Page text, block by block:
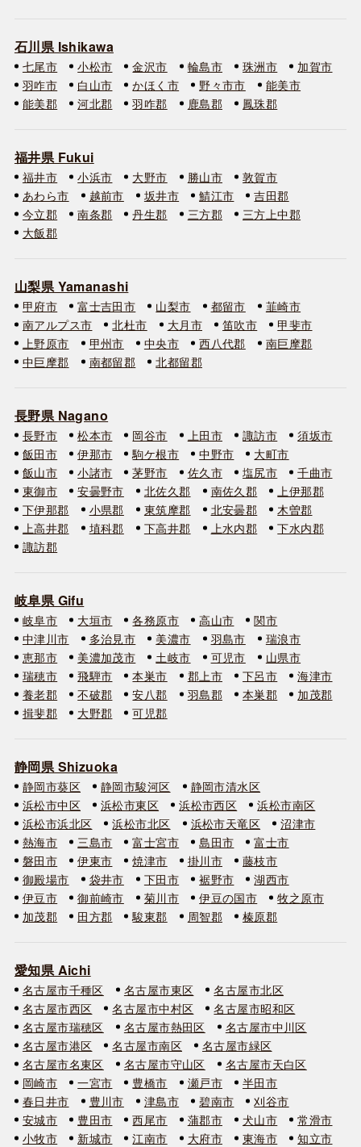
石川県 Ishikawa
七尾市 小松市 金沢市 輪島市 珠洲市
加賀市
羽咋市
白山市 かほく市 野々市市
能美市
能美郡
河北郡 羽咋郡 鹿島郡 鳳珠郡
福井県 Fukui
福井市 小浜市 大野市 勝山市
敦賀市
あわら市
越前市 坂井市 鯖江市
吉田郡
今立郡
南条郡 丹生郡 三方郡
三方上中郡
大飯郡
山梨県 Yamanashi
甲府市 富士吉田市 山梨市 都留市
韮崎市
南アルプス市
北杜市 大月市 笛吹市
甲斐市
上野原市
甲州市 中央市 西八代郡
南巨摩郡
中巨摩郡
南都留郡 北都留郡
長野県 Nagano
長野市 松本市 岡谷市 上田市 諏訪市
須坂市
飯田市
伊那市 駒ケ根市 中野市
大町市
飯山市
小諸市 茅野市 佐久市 塩尻市
千曲市
東御市
安曇野市 北佐久郡 南佐久郡
上伊那郡
下伊那郡
小県郡 東筑摩郡 北安曇郡
木曽郡
上高井郡
埴科郡 下高井郡 上水内郡
下水内郡
諏訪郡
岐阜県 Gifu
岐阜市 大垣市 各務原市 高山市
関市
中津川市
多治見市 美濃市 羽島市
瑞浪市
恵那市
美濃加茂市 土岐市 可児市
山県市
瑞穂市
飛騨市 本巣市 郡上市 下呂市
海津市
養老郡
不破郡 安八郡 羽島郡 本巣郡
加茂郡
揖斐郡
大野郡 可児郡
静岡県 Shizuoka
静岡市葵区 静岡市駿河区
静岡市清水区
浜松市中区
浜松市東区 浜松市西区
浜松市南区
浜松市浜北区
浜松市北区 浜松市天竜区
沼津市
熱海市
三島市 富士宮市 島田市
富士市
磐田市
伊東市 焼津市 掛川市
藤枝市
御殿場市
袋井市 下田市 裾野市
湖西市
伊豆市
御前崎市 菊川市 伊豆の国市
牧之原市
加茂郡
田方郡 駿東郡 周智郡 榛原郡
愛知県 Aichi
名古屋市千種区 名古屋市東区
名古屋市北区
名古屋市西区
名古屋市中村区
名古屋市昭和区
名古屋市瑞穂区
名古屋市熱田区
名古屋市中川区
名古屋市港区
名古屋市南区
名古屋市緑区
名古屋市名東区
名古屋市守山区
名古屋市天白区
岡崎市
一宮市 豊橋市 瀬戸市
半田市
春日井市
豊川市 津島市 碧南市
刈谷市
安城市
豊田市 西尾市 蒲郡市 犬山市
常滑市
小牧市
新城市 江南市 大府市 東海市
知立市